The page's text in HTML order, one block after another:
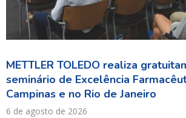
METTLER TOLEDO realiza
seminário de Excelência
Campinas e no Rio de Janeiro
6 de agosto de 2026